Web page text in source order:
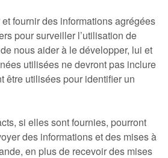
fournir des informations agrégées
pour surveiller l’utilisation de
nous aider à le développer, lui et
utilisées ne devront pas inclure
être utilisées pour identifier un
si elles sont fournies, pourront
des informations et des mises à
en plus de recevoir des mises